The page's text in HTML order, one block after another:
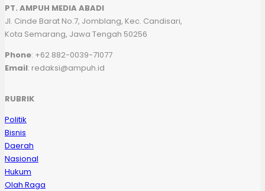
PT. AMPUH MEDIA ABADI
Jl. Cinde Barat No.7, Jomblang, Kec. Candisari,
Kota Semarang, Jawa Tengah 50256
Phone: +62 882-0039-71077
Email: redaksi@ampuh.id
RUBRIK
Politik
Bisnis
Daerah
Nasional
Hukum
Olah Raga